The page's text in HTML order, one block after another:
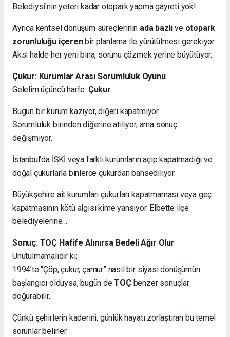
Belediysi'nin yeteri kadar otopark yapma gayreti yok!
Ayrıca kentsel dönüşüm süreçlerinin ada bazlıve otopark
zorunluluğu içerenbir planlama ile yürütülmesi gerekiyor.
Aksi halde her yeni bina, sorunu çözmek yerine büyütüyor.
Çukur: Kurumlar Arası Sorumluluk Oyunu
Gelelim üçüncü harfe: Çukur.
Bugün bir kurum kazıyor, diğeri kapatmıyor.
Sorumluluk birinden diğerine atılıyor, ama sonuç
değişmiyor.
İstanbul’da İSKİ veya farklı kurumların açıp kapatmadığı ve
doğal çukurlarla binlerce çukurdan bahsediliyor.
Büyükşehire ait kurumları çukurları kapatmaması veya geç
kapatmasının kötü algısı kime yansıyor. Elbette ilçe
belediyelerine…
Sonuç: TOÇ Hafife Alınırsa Bedeli Ağır Olur
Unutulmamalıdır ki;
1994’te “Çöp, çukur, çamur” nasıl bir siyasi dönüşümün
başlangıcı olduysa, bugün deTOÇbenzer sonuçlar
doğurabilir.
Çünkü şehirlerin kaderini, günlük hayatı zorlaştıran bu temel
sorunlar belirler.